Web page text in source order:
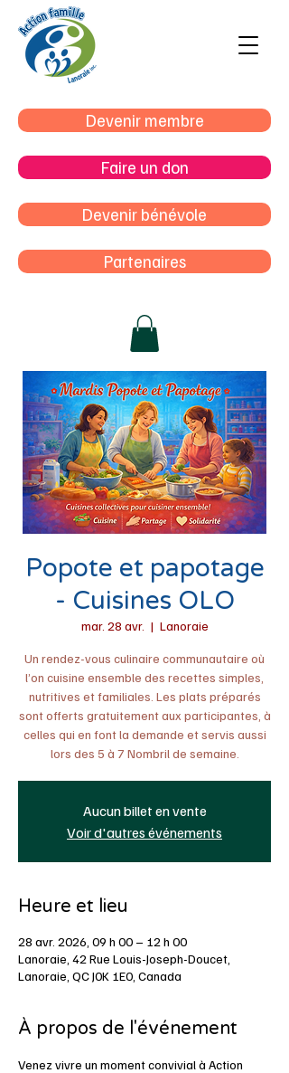
Devenir membre
Faire un don
Devenir bénévole
Partenaires
Popote et papotage
- Cuisines OLO
mar. 28 avr.
  |
Lanoraie
Un rendez-vous culinaire communautaire où
l’on cuisine ensemble des recettes simples,
nutritives et familiales. Les plats préparés
sont offerts gratuitement aux participantes, à
celles qui en font la demande et servis aussi
lors des 5 à 7 Nombril de semaine.
Aucun billet en vente
Voir d'autres événements
Heure et lieu
28 avr. 2026, 09 h 00 – 12 h 00
Lanoraie, 42 Rue Louis-Joseph-Doucet,
Lanoraie, QC J0K 1E0, Canada
À propos de l'événement
Venez vivre un moment convivial à Action